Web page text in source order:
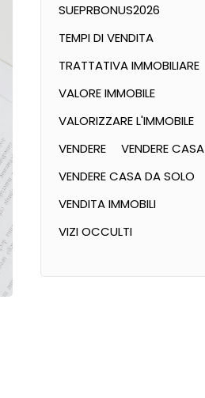
SUEPRBONUS2026
TEMPI DI VENDITA
TRATTATIVA IMMOBILIARE
VALORE IMMOBILE
VALORIZZARE L'IMMOBILE
VENDERE
VENDERE CASA
VENDERE CASA DA SOLO
VENDITA IMMOBILI
VIZI OCCULTI